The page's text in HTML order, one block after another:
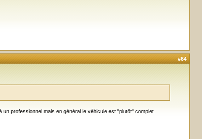
#64
professionnel mais en général le véhicule est "plutôt" complet.